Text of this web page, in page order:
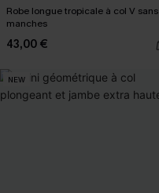
Robe longue tropicale à col V sans
manches
43,00 €
NEW